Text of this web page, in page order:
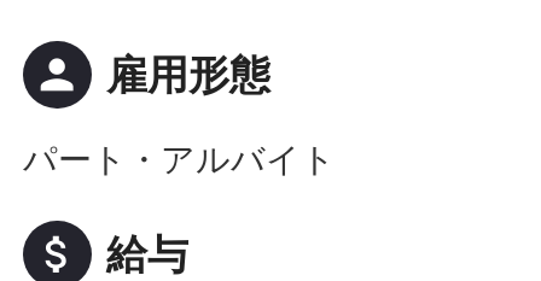
person 雇用形態
パート・アルバイト
attach_money 給与